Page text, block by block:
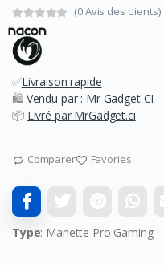
(0 Avis des clients)
✅Livraison rapide
🛍️ Vendu par : Mr Gadget CI
📦 Livré par MrGadget.ci
Comparer Favories
Type: Manette Pro Gaming